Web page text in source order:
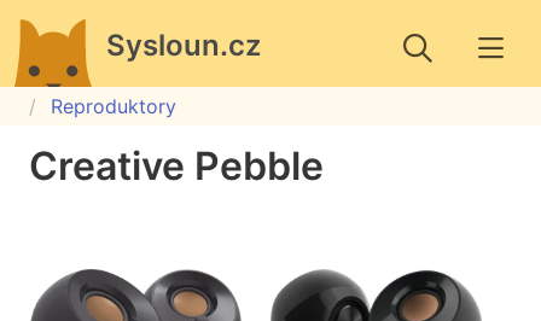
Sysloun.cz
Reproduktory
Creative Pebble